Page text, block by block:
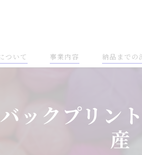
ついて 事業内容 納品までの
ックプリン
産